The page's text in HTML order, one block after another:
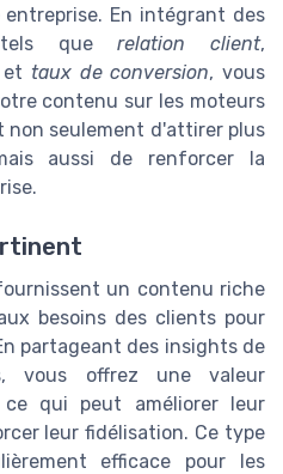
entreprise. En intégrant des
tels querelation client,
taux de conversion, vous
contenu sur les moteurs
non seulement d'attirer plus
aussi de renforcer la
un contenu riche
besoins des clients pour
partageant des insights de
vous offrez une valeur
qui peut améliorer leur
leur fidélisation. Ce type
efficace pour les